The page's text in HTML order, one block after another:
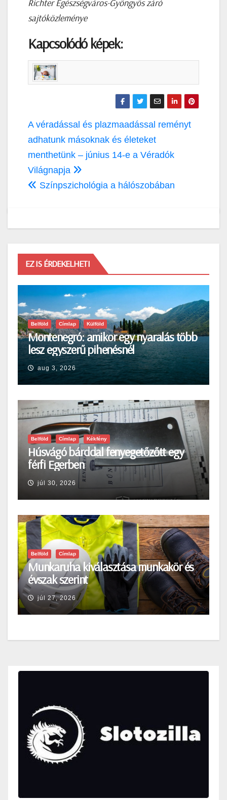
Richter Egészségváros-Gyöngyös záró
sajtóközleménye
Kapcsolódó képek:
Bejegyzés
navigáció
A véradással és plazmaadással reményt
adhatunk másoknak és életeket
menthetünk – június 14-e a Véradók
Világnapja
Színpszichológia a hálószobában
EZ IS ÉRDEKELHETI
Belföld Címlap Külföld
Montenegró: amikor egy nyaralás több
lesz egyszerű pihenésnél
aug 3, 2026
Belföld Címlap Kékfény
Húsvágó bárddal fenyegetőzőtt egy
férfi Egerben
júl 30, 2026
Belföld Címlap
Munkaruha kiválasztása munkakör és
évszak szerint
júl 27, 2026